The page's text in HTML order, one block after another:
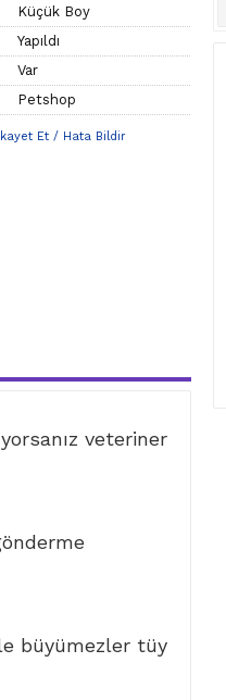
Küçük Boy
Yapıldı
Var
Petshop
Et / Hata Bildir
veteriner
büyümezler tüy